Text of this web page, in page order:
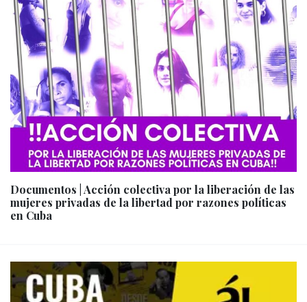
Documentos | Acción colectiva por la liberación de las
mujeres privadas de la libertad por razones políticas
en Cuba